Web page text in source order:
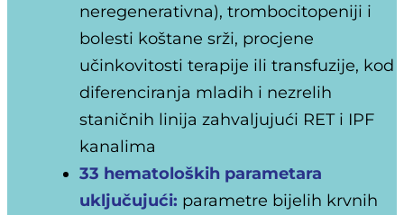
neregenerativna), trombocitopeniji i
bolesti koštane srži, procjene
učinkovitosti terapije ili transfuzije, kod
diferenciranja mladih i nezrelih
staničnih linija zahvaljujući RET i IPF
kanalima
33 hematoloških parametara
uključujući: parametre bijelih krvnih